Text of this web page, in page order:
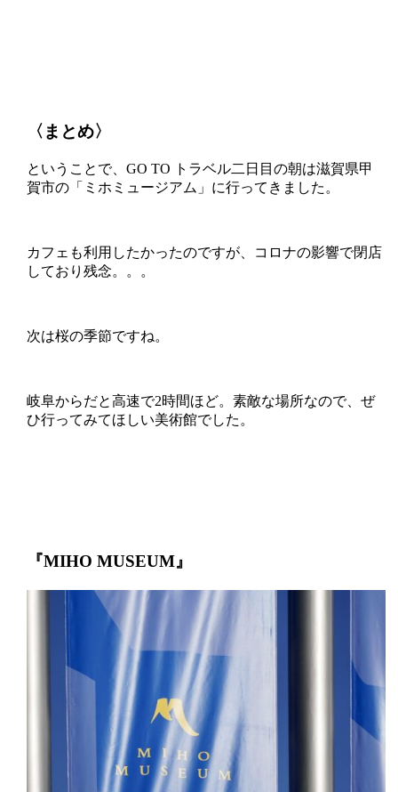
〈まとめ〉
ということで、GO TO トラベル二日目の朝は滋賀県甲
賀市の「ミホミュージアム」に行ってきました。
カフェも利用したかったのですが、コロナの影響で閉店
しており残念。。。
次は桜の季節ですね。
岐阜からだと高速で2時間ほど。素敵な場所なので、ぜ
ひ行ってみてほしい美術館でした。
『MIHO MUSEUM』